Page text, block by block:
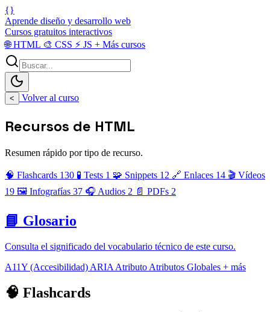
{}
Aprende diseño y desarrollo web
Cursos gratuitos interactivos
🌐HTML 🎨 CSS ⚡ JS + Más cursos
< Volver al curso
Recursos de HTML
Resumen rápido por tipo de recurso.
🧠 Flashcards 130 🧪 Tests 1 🧩 Snippets 12 🔗 Enlaces 14 🎬 Vídeos
19 🖼️ Infografías 37 🎧 Audios 2 📄 PDFs 2
📘 Glosario
Consulta el significado del vocabulario técnico de este curso.
A11Y (Accesibilidad) ARIA Atributo Atributos Globales + más
🧠 Flashcards